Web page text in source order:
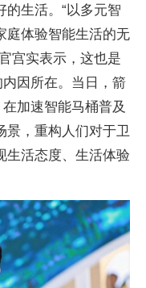
的生活。“以多元智
庭体验智能生活的无
宫实表示，这也是
内因所在。当日，箭
加速智能马桶普及
景，重构人们对于卫
生活态度、生活体验